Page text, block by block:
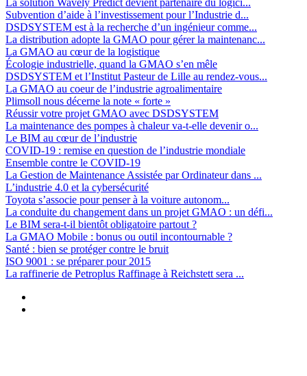
Subvention d’aide à l’investissement pour l’Industrie d...
DSDSYSTEM est à la recherche d’un ingénieur comme...
La distribution adopte la GMAO pour gérer la maintenanc...
La GMAO au cœur de la logistique
Écologie industrielle, quand la GMAO s’en mêle
DSDSYSTEM et l’Institut Pasteur de Lille au rendez-vous...
La GMAO au coeur de l’industrie agroalimentaire
Plimsoll nous décerne la note « forte »
Réussir votre projet GMAO avec DSDSYSTEM
La maintenance des pompes à chaleur va-t-elle devenir o...
Le BIM au cœur de l’industrie
COVID-19 : remise en question de l’industrie mondiale
Ensemble contre le COVID-19
La Gestion de Maintenance Assistée par Ordinateur dans ...
L’industrie 4.0 et la cybersécurité
Toyota s’associe pour penser à la voiture autonom...
La conduite du changement dans un projet GMAO : un défi...
Le BIM sera-t-il bientôt obligatoire partout ?
La GMAO Mobile : bonus ou outil incontournable ?
Santé : bien se protéger contre le bruit
ISO 9001 : se préparer pour 2015
La raffinerie de Petroplus Raffinage à Reichstett sera ...